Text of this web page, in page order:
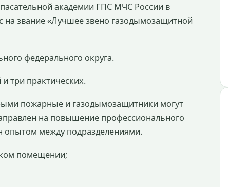
академии ГПС МЧС России в
на звание «Лучшее звено газодымозащитной
федерального округа.
три практических.
пожарные и газодымозащитники могут
на повышение профессионального
опытом между подразделениями.
помещении;